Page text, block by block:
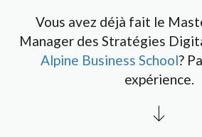
Vous avez déjà fait le
Manager des Stratégies
Alpine Business School?
expérience.